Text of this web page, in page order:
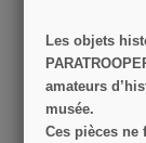
0,50
VOIR LE
AJOUTER
Les objets
amateurs
musée.
Ces pièces ne